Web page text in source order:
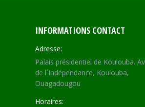
INFORMATIONS CONTACT
Adresse:
Palais présidentiel de Koulouba.
de l´Indépendance, Koulouba,
Ouagadougou
Horaires: